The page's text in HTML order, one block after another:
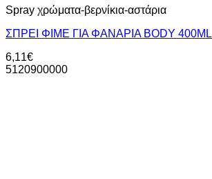
Spray χρώματα-βερνίκια-αστάρια
ΣΠΡΕΙ ΦΙΜΕ ΓΙΑ ΦΑΝΑΡΙΑ ΒΟDY 400ML
6,11€
5120900000